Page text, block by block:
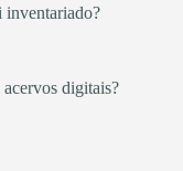
digitais?